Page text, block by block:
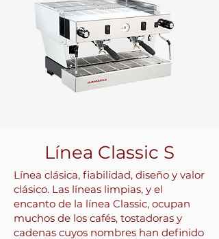
Línea Classic S
Línea clásica, fiabilidad, diseño y valor
clásico. Las líneas limpias, y el
encanto de la línea Classic, ocupan
muchos de los cafés, tostadoras y
cadenas cuyos nombres han definido